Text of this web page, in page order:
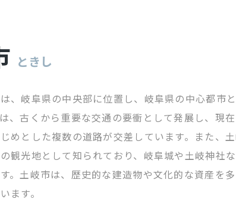
ときし
、岐阜県の中央部に位置し、岐阜県の中心都市
、古くから重要な交通の要衝として発展し、現
めとした複数の道路が交差しています。また、
観光地として知られており、岐阜城や土岐神社
。土岐市は、歴史的な建造物や文化的な資産を
ます。